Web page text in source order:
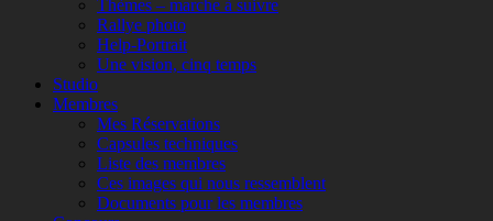
Thèmes – marche à suivre
Rallye photo
Help-Portrait
Une vision, cinq temps
Studio
Membres
Mes Réservations
Capsules techniques
Liste des membres
Ces images qui nous ressemblent
Documents pour les membres